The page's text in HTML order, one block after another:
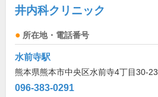
井内科クリニック
所在地・電話番号
水前寺駅
熊本県熊本市中央区水前寺4丁目30-23
096-383-0291